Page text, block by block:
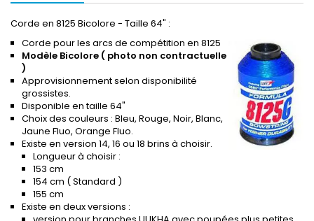
Corde en 8125 Bicolore - Taille 64" :
Corde pour les arcs de compétition en 8125
Modèle Bicolore ( photo non contractuelle
)
Approvisionnement selon disponibilité
grossistes.
Disponible en taille 64"
Choix des couleurs : Bleu, Rouge, Noir, Blanc,
Jaune Fluo, Orange Fluo.
Existe en version 14, 16 ou 18 brins à choisir.
Longueur à choisir :
153 cm
154 cm ( Standard )
155 cm
Existe en deux versions :